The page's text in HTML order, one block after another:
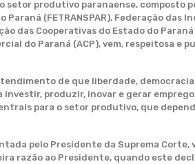
produtivo paranaense, composto
(FETRANSPAR), Federação das
das Cooperativas do Estado do
do Paraná (ACP), vem, respeitosa
de que liberdade,
produzir, inovar e gerar
para o setor produtivo, que
pelo Presidente da Suprema
razão ao Presidente, quando este